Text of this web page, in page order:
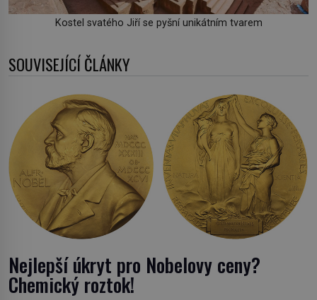
Kostel svatého Jiří se pyšní unikátním tvarem
SOUVISEJÍCÍ ČLÁNKY
Nejlepší úkryt pro Nobelovy ceny?
Chemický roztok!